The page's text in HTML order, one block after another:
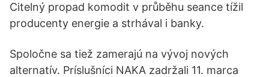
Citelný propad komodit v průběhu seance tížil
producenty energie a strhával i banky.
Spoločne sa tiež zamerajú na vývoj nových
alternatív. Príslušníci NAKA zadržali 11. marca